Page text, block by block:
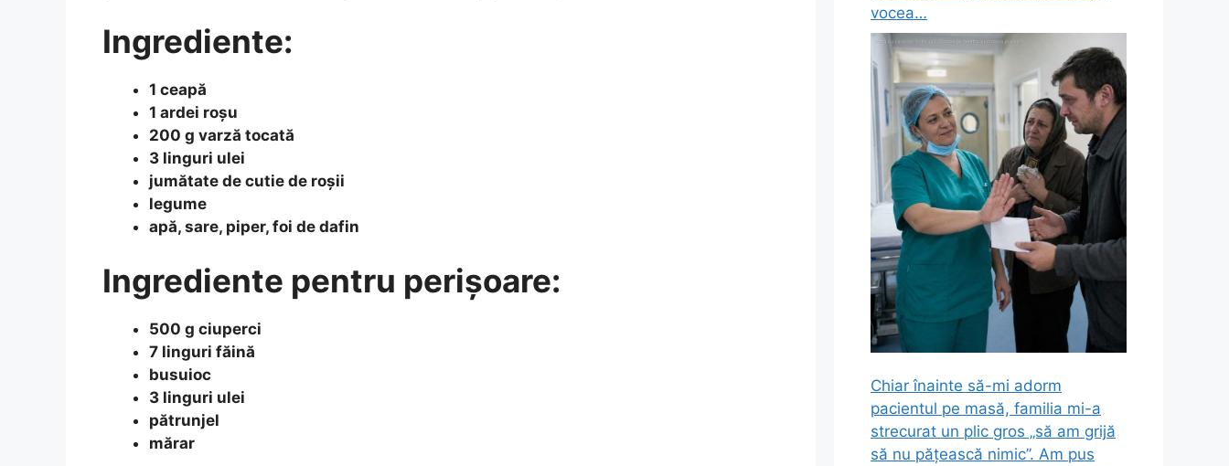
Ingrediente:
1 ceapă
1 ardei roșu
200 g varză tocată
3 linguri ulei
jumătate de cutie de roșii
legume
apă, sare, piper, foi de dafin
Ingrediente pentru perișoare:
500 g ciuperci
7 linguri făină
busuioc
3 linguri ulei
pătrunjel
mărar
vocea…
Chiar înainte să-mi adorm
pacientul pe masă, familia mi-a
strecurat un plic gros „să am grijă
să nu pățească nimic”. Am pus